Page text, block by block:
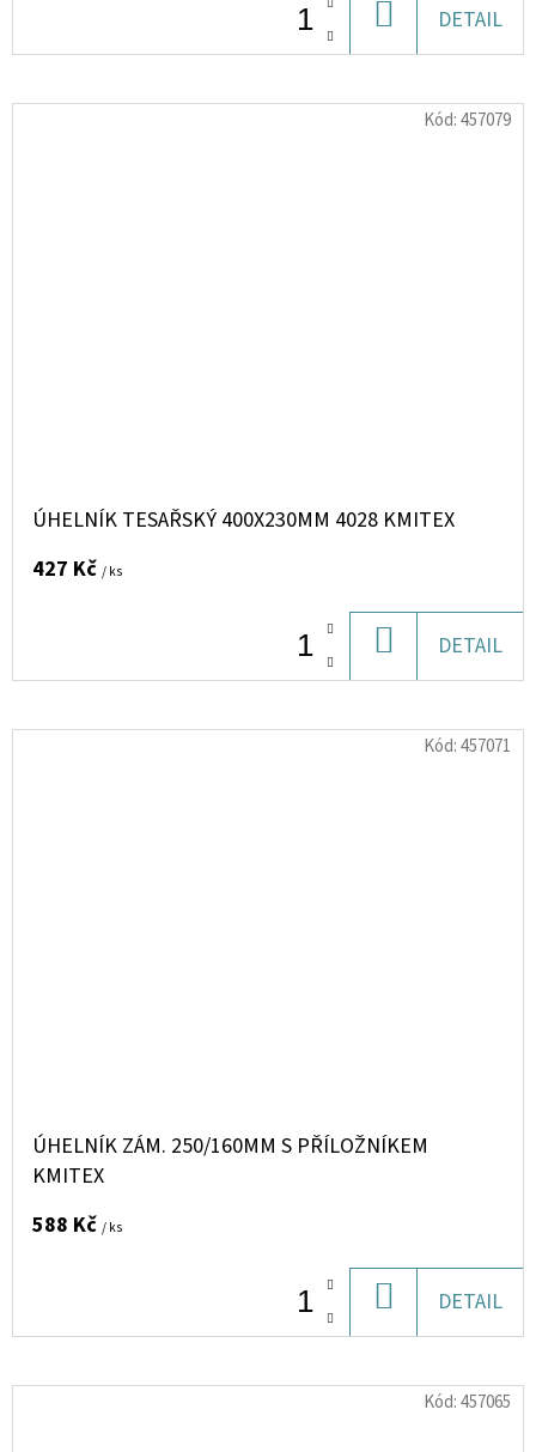
KOŠÍKU
DETAIL
ÚHELNÍK TESAŘSKÝ 400X230MM 4028 KMITEX
427 Kč / ks
KOŠÍKU
DETAIL
Kód:457079
ÚHELNÍK ZÁM. 250/160MM S PŘÍLOŽNÍKEM
KMITEX
588 Kč / ks
KOŠÍKU
DETAIL
Kód:457071
Kód:457065